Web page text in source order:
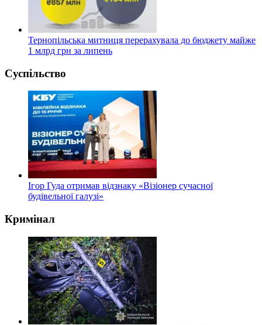
Тернопільська митниця перерахувала до бюджету майже
1 млрд грн за липень
Суспільство
Ігор Гуда отримав відзнаку «Візіонер сучасної
будівельної галузі»
Кримінал